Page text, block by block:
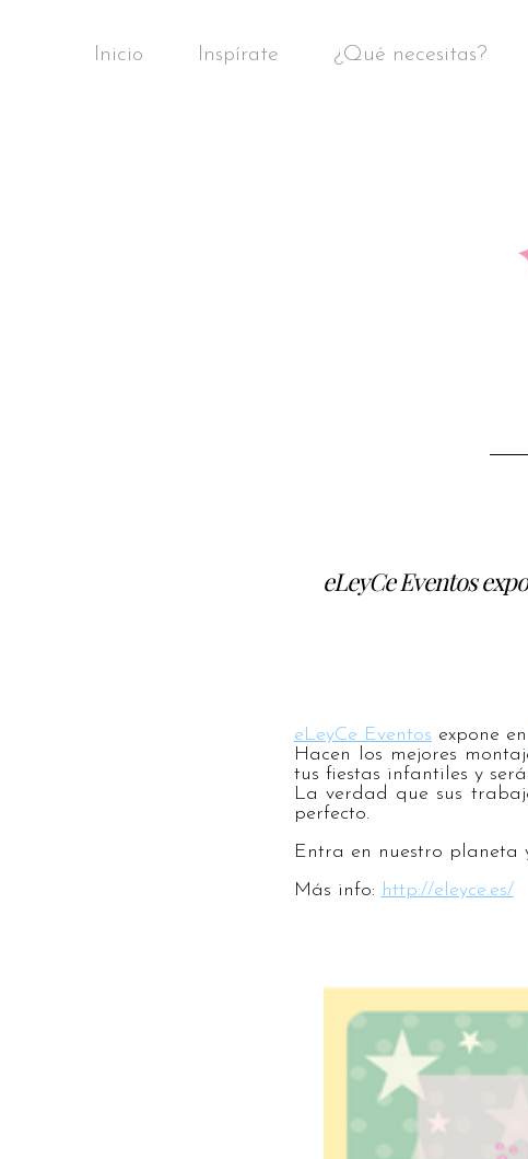
Inicio Inspírate ¿Qué necesitas?
eLeyCe Eventos
eLeyCe Eventos expone en
Hacen los mejores
tus fiestas infantiles y
La verdad que sus
perfecto.
Entra en nuestro planeta
Más info: http://eleyce.es/